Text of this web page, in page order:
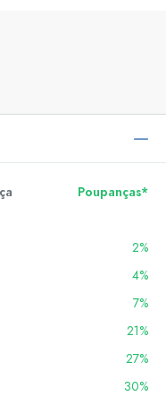
Poupanças*
2%
4%
7%
21%
27%
30%